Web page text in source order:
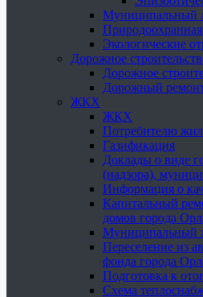
Муниципальный
Природоохранная
Экологические
Дорожное
Дорожное
Дорожный
ЖКХ
ЖКХ
Потребителю
Газификация
Доклады о виде
(надзора),
Информация о
Капитальный
домов города
Муниципальный
Переселение из
фонда города
Подготовка к
Схема